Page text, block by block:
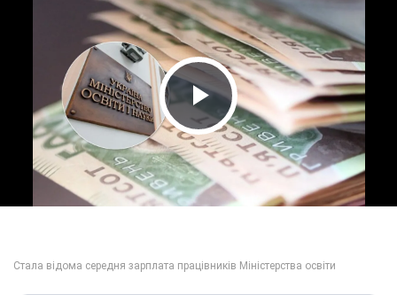
Play Video